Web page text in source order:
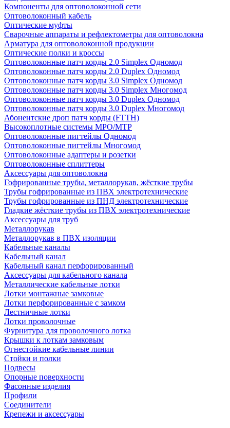
Компоненты для оптоволоконной сети
Оптоволоконный кабель
Оптические муфты
Сварочные аппараты и рефлектометры для оптоволокна
Арматура для оптоволоконной продукции
Оптические полки и кроссы
Оптоволоконные патч корды 2.0 Simplex Одномод
Оптоволоконные патч корды 2.0 Duplex Одномод
Оптоволоконные патч корды 3.0 Simplex Одномод
Оптоволоконные патч корды 3.0 Simplex Многомод
Оптоволоконные патч корды 3.0 Duplex Одномод
Оптоволоконные патч корды 3.0 Duplex Многомод
Абонентские дроп патч корды (FTTH)
Высокоплотные системы MPO/MTP
Оптоволоконные пигтейлы Одномод
Оптоволоконные пигтейлы Многомод
Оптоволоконные адаптеры и розетки
Оптоволоконные сплиттеры
Аксессуары для оптоволокна
Гофрированные трубы, металлорукав, жёсткие трубы
Трубы гофрированные из ПВХ электротехнические
Трубы гофрированные из ПНД электротехнические
Гладкие жёсткие трубы из ПВХ электротехнические
Аксессуары для труб
Металлорукав
Металлорукав в ПВХ изоляции
Кабельные каналы
Кабельный канал
Кабельный канал перфорированный
Аксессуары для кабельного канала
Металлические кабельные лотки
Лотки монтажные замковые
Лотки перфорированные с замком
Лестничные лотки
Лотки проволочные
Фурнитура для проволочного лотка
Крышки к лоткам замковым
Огнестойкие кабельные линии
Стойки и полки
Подвесы
Опорные поверхности
Фасонные изделия
Профили
Соединители
Крепежи и аксессуары